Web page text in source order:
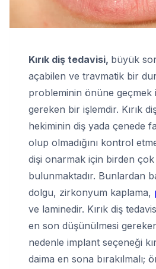
Kırık diş tedavisi, büyük
açabilen ve travmatik bir
probleminin önüne geçmek
gereken bir işlemdir. Kırık
hekiminin diş yada çenede
olup olmadığını kontrol
dişi onarmak için birden
bulunmaktadır. Bunlardan
dolgu, zirkonyum kaplama,
ve laminedir. Kırık diş
en son düşünülmesi
nedenle implant seçeneği
daima en sona bırakılmalı;